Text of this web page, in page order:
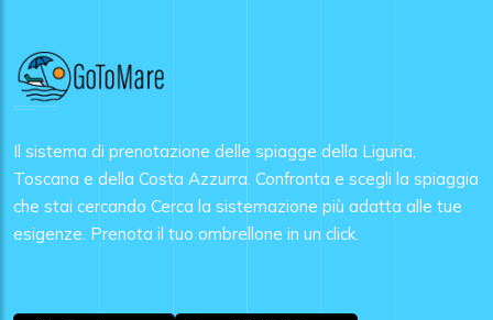
Il sistema di prenotazione delle spiagge della Liguria,
Toscana e della Costa Azzurra. Confronta e scegli la spiaggia
che stai cercando Cerca la sistemazione più adatta alle tue
esigenze. Prenota il tuo ombrellone in un click.